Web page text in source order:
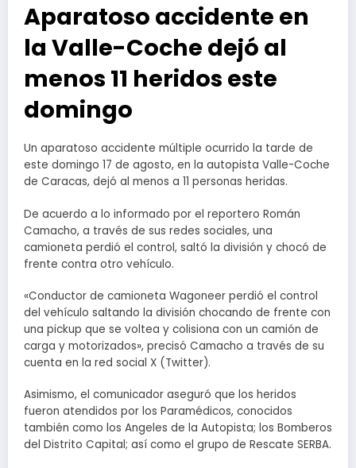
Aparatoso accidente en
la Valle-Coche dejó al
menos 11 heridos este
domingo
Un aparatoso accidente múltiple ocurrido la tarde de
este domingo 17 de agosto, en la autopista Valle-Coche
de Caracas, dejó al menos a 11 personas heridas.
De acuerdo a lo informado por el reportero Román
Camacho, a través de sus redes sociales, una
camioneta perdió el control, saltó la división y chocó de
frente contra otro vehículo.
«Conductor de camioneta Wagoneer perdió el control
del vehículo saltando la división chocando de frente con
una pickup que se voltea y colisiona con un camión de
carga y motorizados», precisó Camacho a través de su
cuenta en la red social X (Twitter).
Asimismo, el comunicador aseguró que los heridos
fueron atendidos por los Paramédicos, conocidos
también como los Angeles de la Autopista; los Bomberos
del Distrito Capital; así como el grupo de Rescate SERBA.